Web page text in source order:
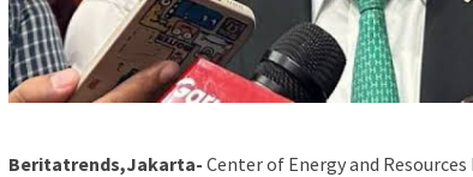
Beritatrends,Jakarta- Center of Energy and